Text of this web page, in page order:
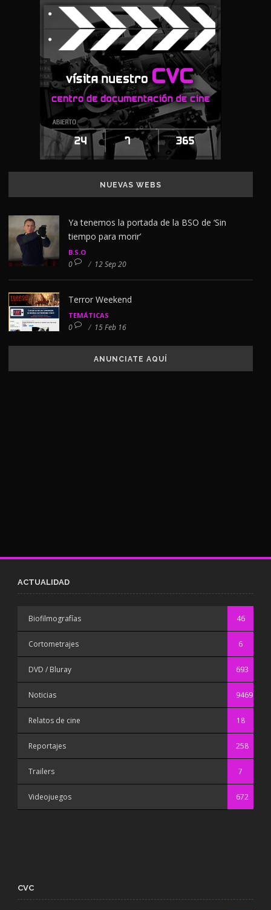
NUEVAS WEBS
Ya tenemos la portada de la BSO de ‘Sin
tiempo para morir’
B.S.O
0 / 12 Sep 20
Terror Weekend
TEMÁTICAS
0 / 15 Feb 16
ANUNCIATE AQUÍ
ACTUALIDAD
Biofilmografías 46
Cortometrajes 6
DVD / Bluray 693
Noticias 9469
Relatos de cine 18
Reportajes 258
Trailers 7
Videojuegos 672
CVC